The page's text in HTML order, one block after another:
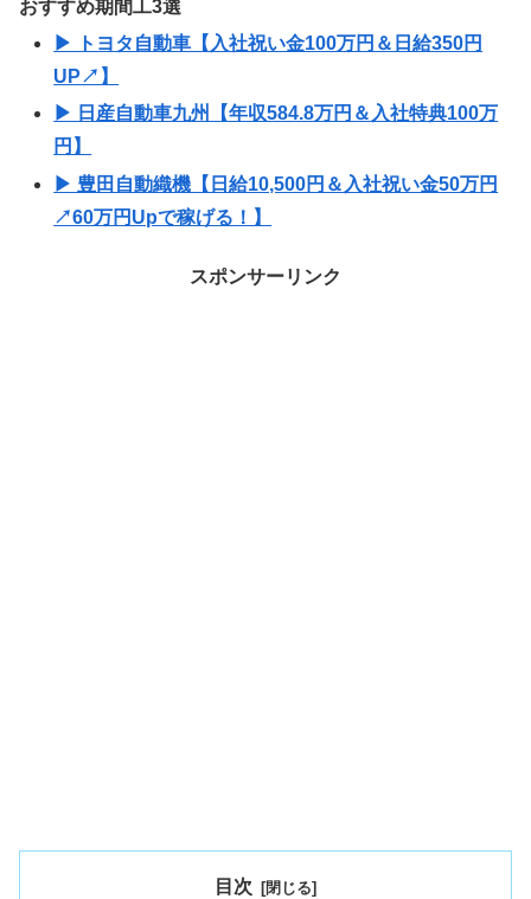
おすすめ期間工3選
▶ トヨタ自動車【入社祝い金100万円＆日給350円
UP↗】
▶ 日産自動車九州【年収584.8万円＆入社特典100万
円】
▶ 豊田自動織機【日給10,500円＆入社祝い金50万円
↗60万円Upで稼げる！】
スポンサーリンク
目次